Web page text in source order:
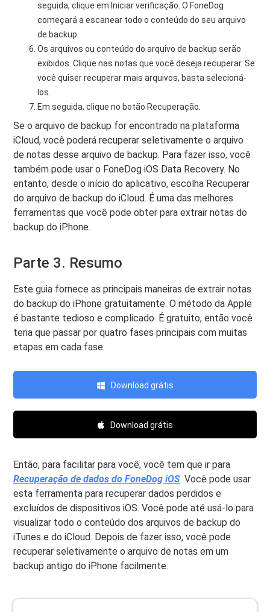
seguida, clique em Iniciar verificação. O FoneDog
começará a escanear todo o conteúdo do seu arquivo
de backup.
Os arquivos ou conteúdo do arquivo de backup serão
exibidos. Clique nas notas que você deseja recuperar. Se
você quiser recuperar mais arquivos, basta selecioná-
los.
Em seguida, clique no botão Recuperação.
Se o arquivo de backup for encontrado na plataforma
iCloud, você poderá recuperar seletivamente o arquivo
de notas desse arquivo de backup. Para fazer isso, você
também pode usar o FoneDog iOS Data Recovery. No
entanto, desde o início do aplicativo, escolha Recuperar
do arquivo de backup do iCloud. É uma das melhores
ferramentas que você pode obter para extrair notas do
backup do iPhone.
Parte 3. Resumo
Este guia fornece as principais maneiras de extrair notas
do backup do iPhone gratuitamente. O método da Apple
é bastante tedioso e complicado. É gratuito, então você
teria que passar por quatro fases principais com muitas
etapas em cada fase.
Download grátis
Download grátis
Então, para facilitar para você, você tem que ir para
Recuperação de dados do FoneDog iOS. Você pode usar
esta ferramenta para recuperar dados perdidos e
excluídos de dispositivos iOS. Você pode até usá-lo para
visualizar todo o conteúdo dos arquivos de backup do
iTunes e do iCloud. Depois de fazer isso, você pode
recuperar seletivamente o arquivo de notas em um
backup antigo do iPhone facilmente.